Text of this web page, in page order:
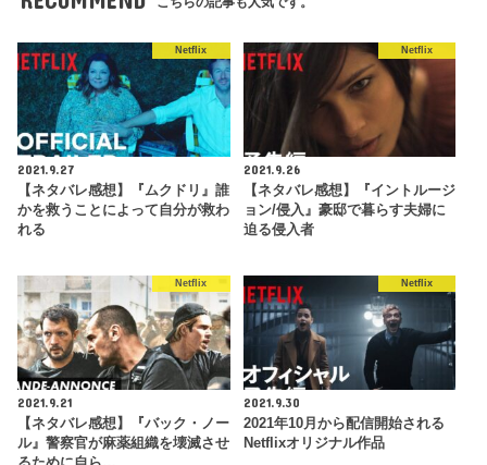
Netflix
2021.9.27
【ネタバレ感想】『ムクドリ』誰
かを救うことによって自分が救わ
れる
Netflix
2021.9.26
【ネタバレ感想】『イントルージ
ョン/侵入』豪邸で暮らす夫婦に
迫る侵入者
Netflix
2021.9.21
【ネタバレ感想】『バック・ノー
ル』警察官が麻薬組織を壊滅させ
Netflix
2021.9.30
2021年10月から配信開始される
Netflixオリジナル作品